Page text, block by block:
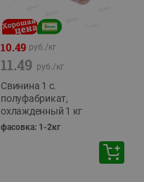
10.49 руб./кг
11.49 руб./кг
Свинина 1 с.
полуфабрикат,
охлажденный 1 кг
фасовка: 1-2кг